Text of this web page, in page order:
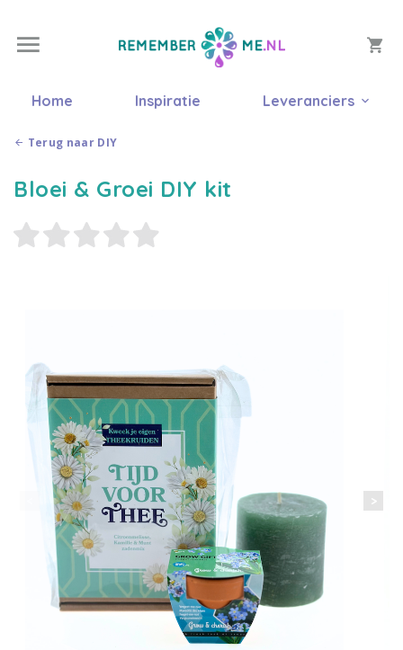
Home Inspiratie Leveranciers
Terug naar DIY
Bloei & Groei DIY kit